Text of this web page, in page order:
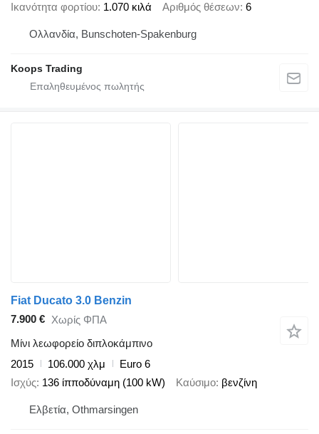
Ικανότητα φορτίου 1.070 κιλά Αριθμός θέσεων 6
Ολλανδία, Bunschoten-Spakenburg
Koops Trading
Fiat Ducato 3.0 Benzin
7.900 € Χωρίς ΦΠΑ
Μίνι λεωφορείο διπλοκάμπινο
2015
106.000 χλμ
Euro 6
Ισχύς 136 ίπποδύναμη (100 kW) Καύσιμο βενζίνη
Ελβετία, Othmarsingen